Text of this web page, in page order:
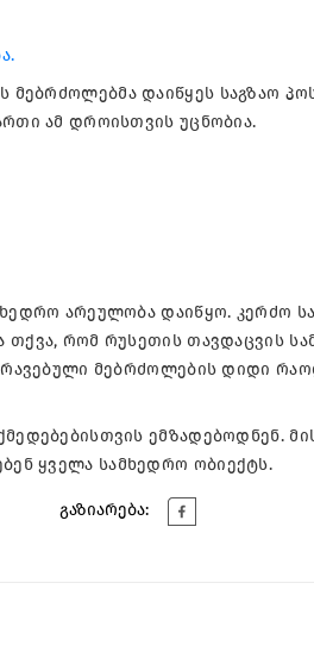
დაიწყეს საგზაო
ამ დროისთვის უცნობია.
არეულობა დაიწყო. კერძო
თქვა, რომ რუსეთის თავდაცვის
მებრძოლების დიდი
ემზადებოდნენ.
ყველა სამხედრო ობიექტს.
გაზიარება: